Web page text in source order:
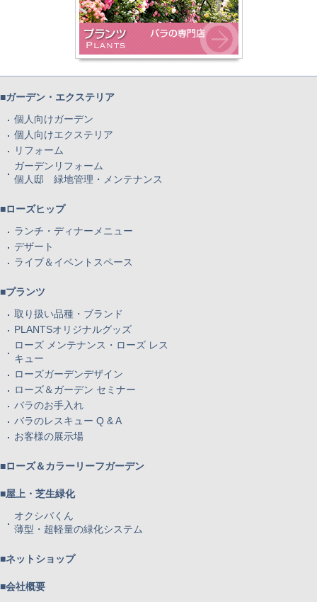
■ガーデン・エクステリア
個人向けガーデン
個人向けエクステリア
リフォーム
ガーデンリフォーム
個人邸 緑地管理・メンテナンス
■ローズヒップ
ランチ・ディナーメニュー
デザート
ライブ＆イベントスペース
■プランツ
取り扱い品種・ブランド
PLANTSオリジナルグッズ
ローズ メンテナンス・ローズ レス
キュー
ローズガーデンデザイン
ローズ＆ガーデン セミナー
バラのお手入れ
バラのレスキュー Q & A
お客様の展示場
■ローズ＆カラーリーフガーデン
■屋上・芝生緑化
オクシバくん
薄型・超軽量の緑化システム
■ネットショップ
■会社概要